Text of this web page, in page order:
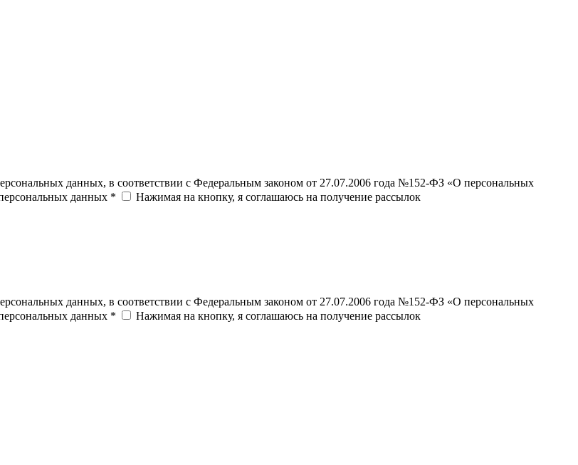
данных, в соответствии с Федеральным законом от 27.07.2006 года №152-ФЗ «О персональных
данных *
Нажимая на кнопку, я соглашаюсь на получение рассылок
данных, в соответствии с Федеральным законом от 27.07.2006 года №152-ФЗ «О персональных
данных *
Нажимая на кнопку, я соглашаюсь на получение рассылок